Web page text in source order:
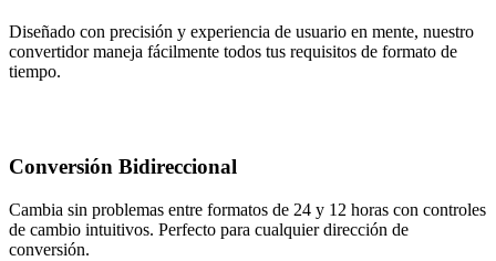
Diseñado con precisión y experiencia de usuario en mente, nuestro
convertidor maneja fácilmente todos tus requisitos de formato de
tiempo.
Conversión Bidireccional
Cambia sin problemas entre formatos de 24 y 12 horas con controles
de cambio intuitivos. Perfecto para cualquier dirección de
conversión.